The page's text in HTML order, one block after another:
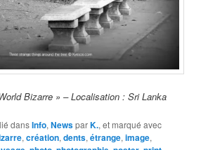
Bizarre » – Localisation : Sri Lanka
dansInfo,NewsparK., et marqué avec
,création,dents,étrange,image,